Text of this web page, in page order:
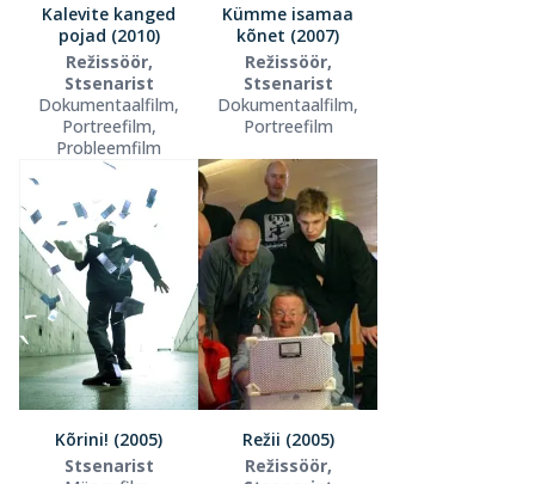
Kalevite kanged
pojad (2010)
Režissöör,
Stsenarist
Dokumentaalfilm,
Portreefilm,
Probleemfilm
Kümme isamaa
kõnet (2007)
Režissöör,
Stsenarist
Dokumentaalfilm,
Portreefilm
Kõrini! (2005)
Stsenarist
Režii (2005)
Režissöör,